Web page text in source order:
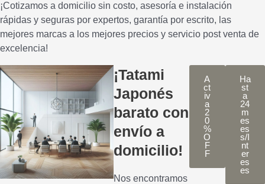
¡Cotizamos a domicilio sin costo, asesoría e instalación
rápidas y seguras por expertos, garantía por escrito, las
mejores marcas a los mejores precios y servicio post venta de
excelencia!
¡Tatami
Japonés
barato con
envío a
domicilio!
Nos encontramos
A
ct
iv
a
2
0
%
O
F
F
Ha
st
a
24
m
es
es
s/I
nt
er
es
es